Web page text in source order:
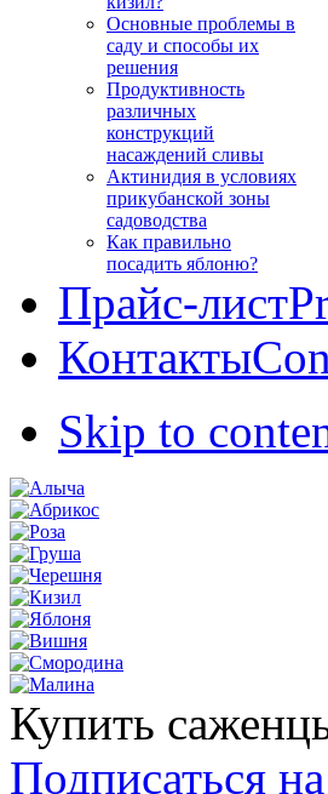
Основные проблемы в
саду и способы их
решения
Продуктивность
различных
конструкций
насаждений сливы
Актинидия в условиях
прикубанской зоны
садоводства
Как правильно
посадить яблоню?
Прайс-лист
Контакты
Skip to
Купить
Подписаться